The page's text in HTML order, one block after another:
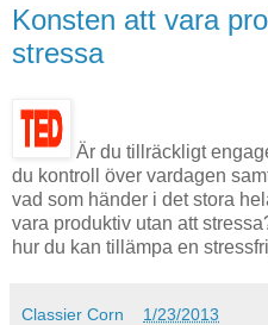
Konsten att vara
stressa
Är du tillräckligt
du kontroll över vardagen
vad som händer i det stora
vara produktiv utan att
hur du kan tillämpa en
Classier Corn 1/23/2013